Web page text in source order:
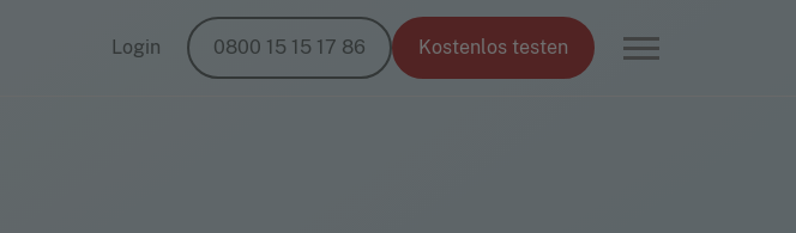
Login 0800 15 15 17 86 Kostenlos testen